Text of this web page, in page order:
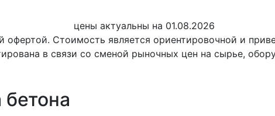
цены актуальны на 01.08.2026
офертой. Стоимость является ориентировочной и
в связи со сменой рыночных цен на сырье,